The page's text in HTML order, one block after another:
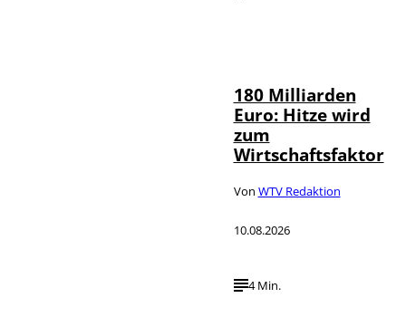
180 Milliarden
Euro: Hitze wird
zum
Wirtschaftsfaktor
Von WTV Redaktion
10.08.2026
4 Min.